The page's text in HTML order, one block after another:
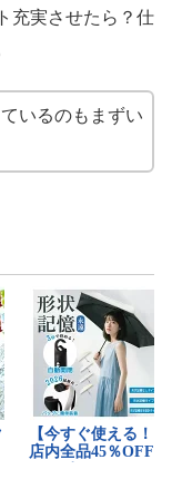
充実させたら？仕
いるのもまずい